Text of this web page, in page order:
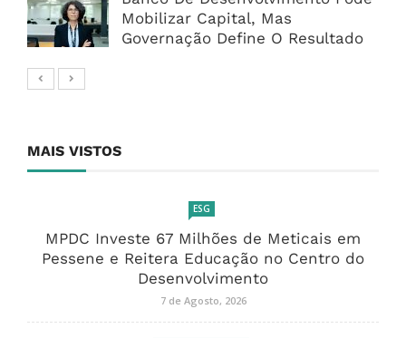
Mobilizar Capital, Mas
Governação Define O Resultado
MAIS VISTOS
ESG
MPDC Investe 67 Milhões de Meticais em
Pessene e Reitera Educação no Centro do
Desenvolvimento
7 de Agosto, 2026